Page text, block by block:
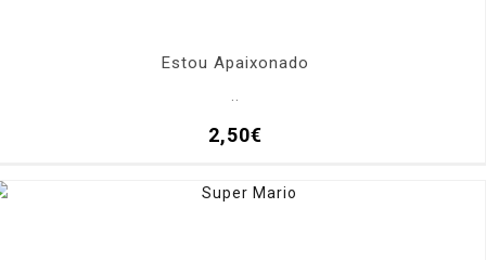
Estou Apaixonado
2,50€